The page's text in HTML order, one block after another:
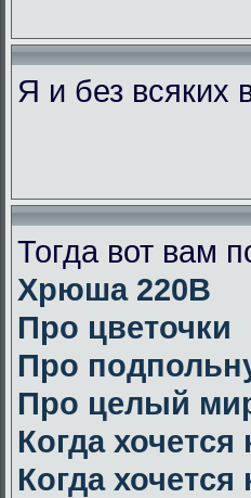
Я и без всяких
Тогда вот вам
Хрюша 220В
Про цветочки
Про
Про целый
Когда хочется
Когда